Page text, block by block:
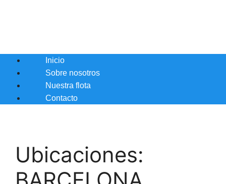
Inicio
Sobre nosotros
Nuestra flota
Contacto
Ubicaciones: